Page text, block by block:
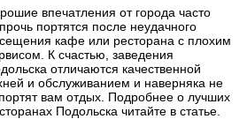
впечатления от города часто
портятся после неудачного
кафе или ресторана с плохим
К счастью, заведения
отличаются качественной
и обслуживанием и наверняка не
вам отдых. Подробнее о лучших
Подольска читайте в статье.